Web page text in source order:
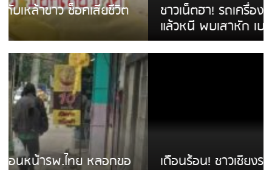
ชาวเน็ตฮา! รถเครื่องแม่สายชนป้ายร้านโลงศพ
แล้วหนี พบเสาหัก เบรคหัก หวิดได้ใช้บริการ
เดือนร้อน! ชาวเชียงรายบ่นรถ Isuzu สีขาวซิ่ง